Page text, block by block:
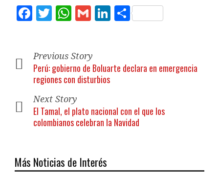
Facebook
TwitterWhatsApp
GmailLinkedIn
Compartir
Previous Story
Perú: gobierno de Boluarte declara en emergencia
regiones con disturbios
Next Story
El Tamal, el plato nacional con el que los
colombianos celebran la Navidad
Más Noticias de Interés